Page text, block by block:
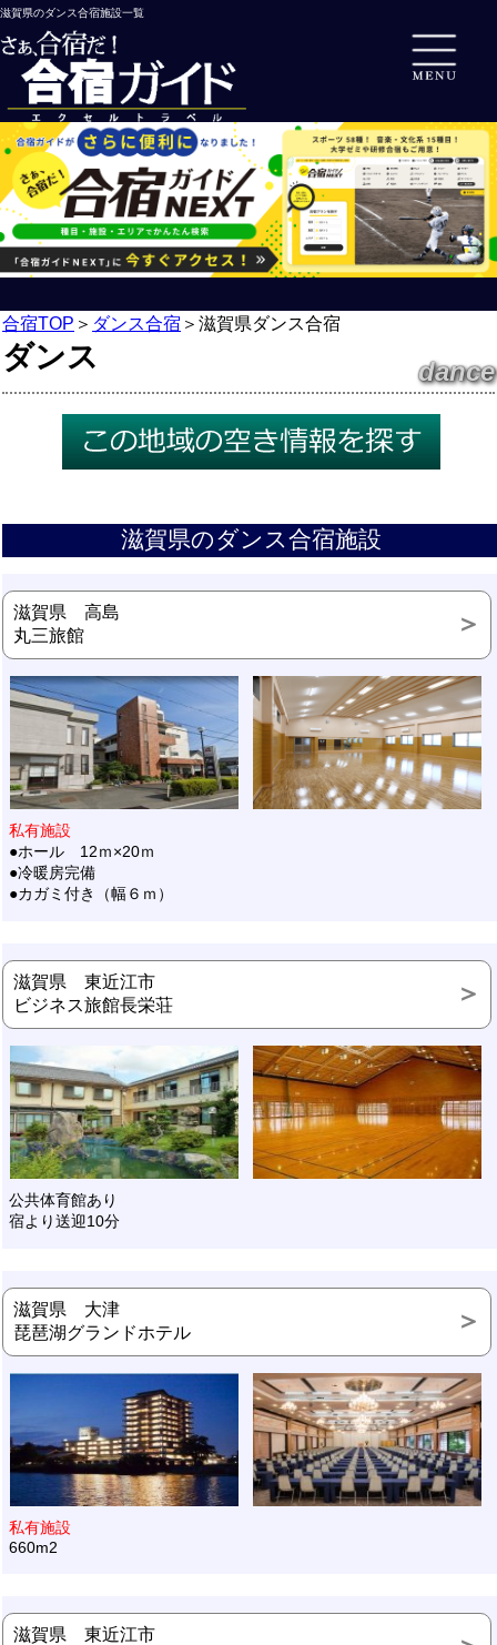
滋賀県のダンス合宿施設一覧
合宿TOP ＞ ダンス合宿 ＞ 滋賀県ダンス合宿
ダンス dance
滋賀県のダンス合宿施設
滋賀県 高島
丸三旅館
私有施設
●ホール 12ｍ×20ｍ
●冷暖房完備
●カガミ付き（幅６ｍ）
滋賀県 東近江市
ビジネス旅館長栄荘
公共体育館あり
宿より送迎10分
滋賀県 大津
琵琶湖グランドホテル
私有施設
660m2
滋賀県 東近江市